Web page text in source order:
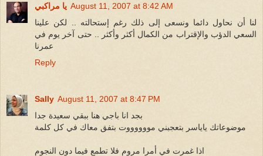
يا مراكبي August 11, 2007 at 8:42 AM
لنا أن نحاول دائما ونسعى إلى ذلك رغم إستحالته .. لكن علينا
السعي الدؤب والإقتراب من الكمال أكثر وأكثر .. حتى آخر يوم في
عمرنا
Reply
Sally August 11, 2007 at 8:47 PM
بجد انا باجي هنا ببقي سعيدة جدا
موضوعاتك ياياسر بتعجبني مووووووت بتفق معاك في كل كلمة
اذا غمرت في أمرا مروم فلا تطمع فيما دون النجوم